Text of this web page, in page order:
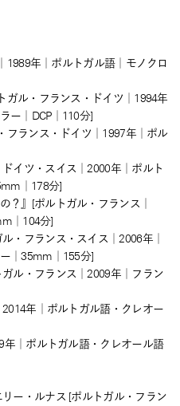
1989年｜ポルトガル語｜モノクロ
ガル・フランス・ドイツ｜1994年
ー｜DCP｜110分]
フランス・ドイツ｜1997年｜ポル
イツ・スイス｜2000年｜ポルト
｜178分]
？』[ポルトガル・フランス｜
｜104分]
・フランス・スイス｜2006年｜
｜35mm｜155分]
ル・フランス｜2009年｜フラン
年｜ポルトガル語・クレオー
年｜ポルトガル語・クレオール語
ー・ルナス [ポルトガル・フラン